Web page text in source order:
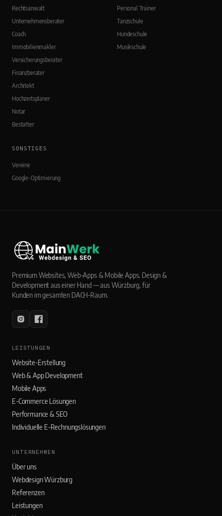
Rechtsanwalt
Unternehmensberater
Coach
Immobilienmakler
Versicherungsberater
Finanzberater
Architekt
Hochzeitsplaner
Notar
Bestatter
Personal Trainer
Tanzschule
Hundeschule
Musikschule
SONSTIGES
Vereine
Google-Optimierung
Premium Websites, Web-Apps & Mobile Apps. Design &
Development aus einer Hand — aus Würzburg, für
Kunden im gesamten DACH-Raum.
LEISTUNGEN
Website-Erstellung
Web & App Development
Mobile Apps
E-Commerce Lösungen
Performance & SEO
Individuelle E-Rechnungslösungen
UNTERNEHMEN
Über uns
Webdesign Würzburg
Referenzen
Leistungen